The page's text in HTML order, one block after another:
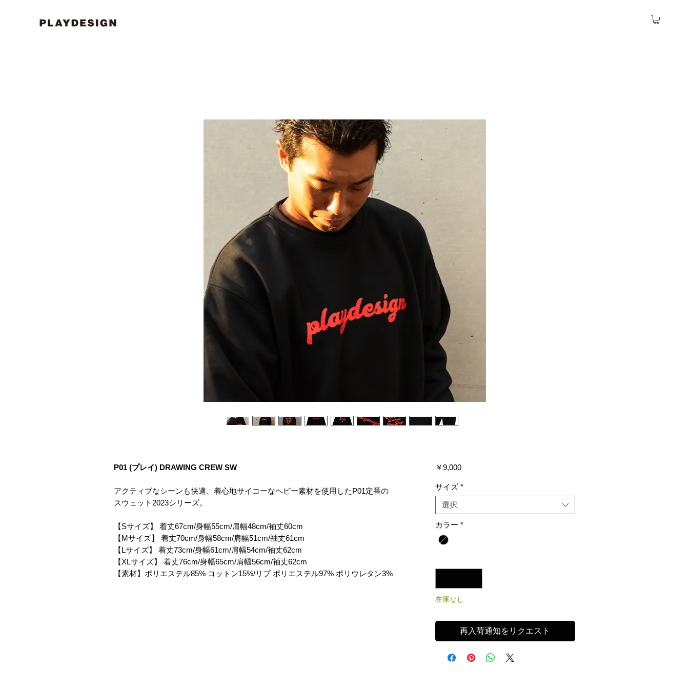
P01 (プレイ) DRAWING CREW SW
アクティブなシーンも快適、着心地サイコーなヘビー素材を使用したP01定番の
スウェット2023シリーズ。
【Sサイズ】 着丈67cm/身幅55cm/肩幅48cm/袖丈60cm
【Mサイズ】 着丈70cm/身幅58cm/肩幅51cm/袖丈61cm
【Lサイズ】 着丈73cm/身幅61cm/肩幅54cm/袖丈62cm
【XLサイズ】 着丈76cm/身幅65cm/肩幅56cm/袖丈62cm
【素材】ポリエステル85% コットン15%/リブ ポリエステル97% ポリウレタン3%
￥9,000価
サイズ *
選択
カラー *
在庫なし
再入荷通知をリクエスト